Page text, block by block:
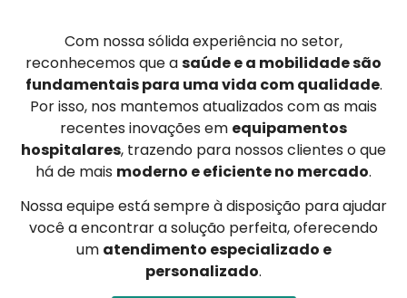
Com nossa sólida experiência no setor,
reconhecemos que asaúde e a mobilidade são
fundamentais para uma vida com qualidade.
Por isso, nos mantemos atualizados com as mais
recentes inovações em equipamentos
hospitalares, trazendo para nossos clientes o que
há de mais moderno e eficiente no mercado.
Nossa equipe está sempre à disposição para ajudar
você a encontrar a solução perfeita, oferecendo
um atendimento especializado e
personalizado.